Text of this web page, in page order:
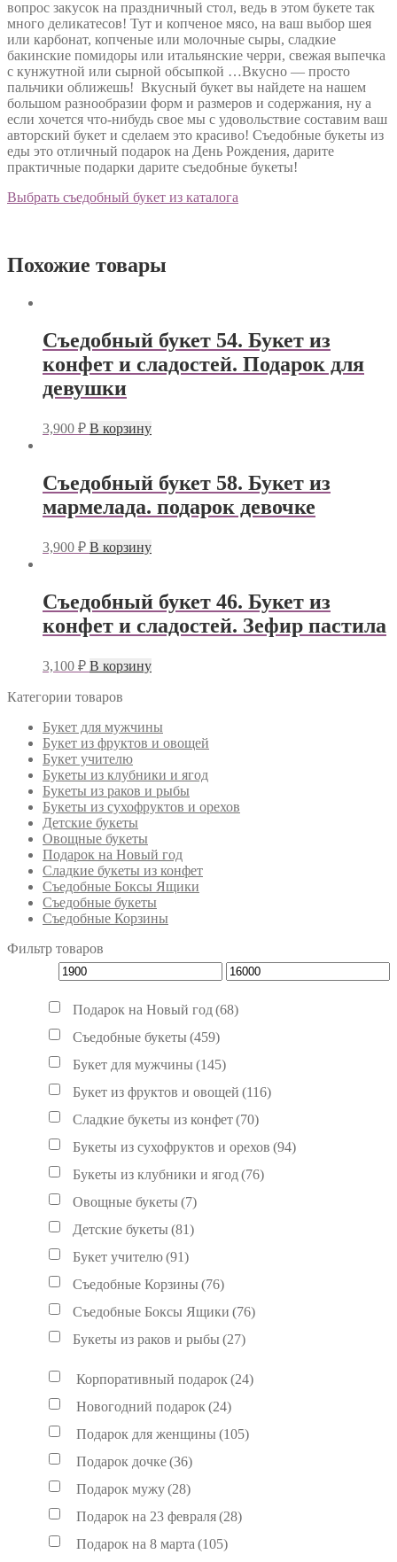
вопрос закусок на праздничный стол, ведь в этом букете так
много деликатесов! Тут и копченое мясо, на ваш выбор шея
или карбонат, копченые или молочные сыры, сладкие
бакинские помидоры или итальянские черри, свежая выпечка
с кунжутной или сырной обсыпкой …Вкусно — просто
пальчики оближешь! Вкусный букет вы найдете на нашем
большом разнообразии форм и размеров и содержания, ну а
если хочется что-нибудь свое мы с удовольствие составим ваш
авторский букет и сделаем это красиво! Съедобные букеты из
еды это отличный подарок на День Рождения, дарите
практичные подарки дарите съедобные букеты!
Выбрать съедобный букет из каталога
Похожие товары
Съедобный букет 54. Букет из
конфет и сладостей. Подарок для
девушки
3,900 ₽ В корзину
Съедобный букет 58. Букет из
мармелада. подарок девочке
3,900 ₽ В корзину
Съедобный букет 46. Букет из
конфет и сладостей. Зефир пастила
3,100 ₽ В корзину
Категории товаров
Букет для мужчины
Букет из фруктов и овощей
Букет учителю
Букеты из клубники и ягод
Букеты из раков и рыбы
Букеты из сухофруктов и орехов
Детские букеты
Овощные букеты
Подарок на Новый год
Сладкие букеты из конфет
Съедобные Боксы Ящики
Съедобные букеты
Съедобные Корзины
Фильтр товаров
Подарок на Новый год(68)
Съедобные букеты (459)
Букет для мужчины (145)
Букет из фруктов и овощей (116)
Сладкие букеты из конфет(70)
Букеты из сухофруктов и орехов (94)
Букеты из клубники и ягод(76)
Овощные букеты (7)
Детские букеты (81)
Букет учителю(91)
Съедобные Корзины (76)
Съедобные Боксы Ящики (76)
Букеты из раков и рыбы (27)
Корпоративный подарок (24)
Новогодний подарок (24)
Подарок для женщины (105)
Подарок дочке(36)
Подарок мужу(28)
Подарок на 23 февраля(28)
Подарок на 8 марта (105)